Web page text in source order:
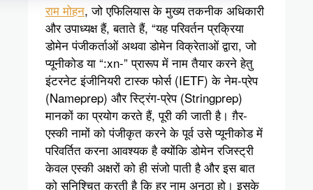
राम मोहन, जो एफिलियास के मुख्य तकनीक अधिकारी
और उपाध्यक्ष हैं, बताते हैं, “यह परिवर्तन प्रक्रिया
डोमेन पंजीकर्ताओं अथवा डोमेन विक्रेताओं द्वारा, जो
प्यूनीकोड या “:xn-” प्रारूप में नाम तैयार करने हेतु
इंटरनेट इंजीनियरी टास्क फोर्स (IETF) के नेम-प्रेप
(Nameprep) और स्ट्रिंग-प्रेप (Stringprep)
मानकों का प्रयोग करते हैं, पूरी की जाती है। ग़ैर-
एस्की नामों को पंजीकृत करने के पूर्व उसे प्यूनीकोड में
परिवर्तित करना आवश्यक है क्योंकि डोमेन रजिस्ट्री
केवल एस्की अक्षरों को ही संजो पाती है और इस बात
को सुनिश्चित करती है कि हर नाम अनूठा हो। इसके